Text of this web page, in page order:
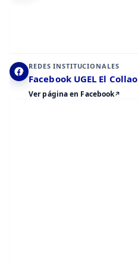
REDES INSTITUCIONALES
Facebook UGEL El Collao
Ver página en Facebook